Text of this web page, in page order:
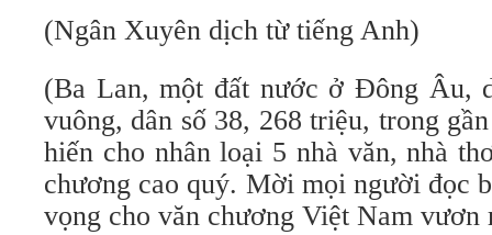
(Ngân Xuyên dịch từ tiếng Anh)
(Ba Lan, một đất nước ở Đông Âu,
vuông, dân số 38, 268 triệu, trong
hiến cho nhân loại 5 nhà văn, nhà
chương cao quý. Mời mọi người đọc
vọng cho văn chương Việt Nam vươn